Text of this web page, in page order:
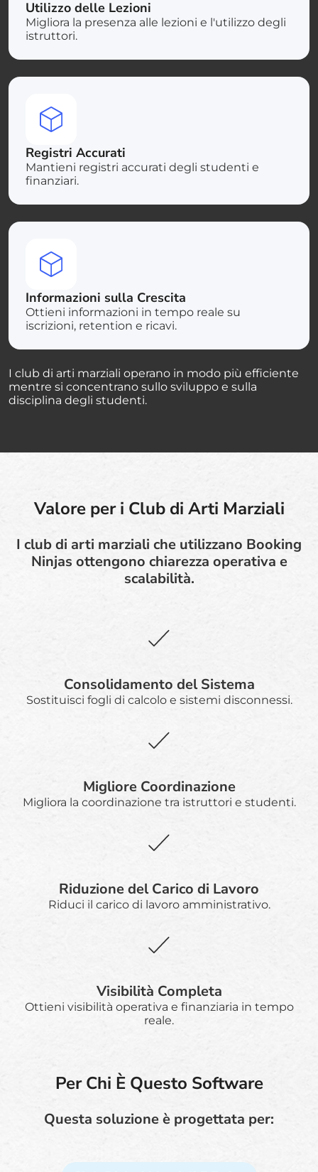
Utilizzo delle Lezioni
Migliora la presenza alle lezioni e l'utilizzo degli
istruttori.
Registri Accurati
Mantieni registri accurati degli studenti e
finanziari.
Informazioni sulla Crescita
Ottieni informazioni in tempo reale su
iscrizioni, retention e ricavi.
I club di arti marziali operano in modo più efficiente
mentre si concentrano sullo sviluppo e sulla
disciplina degli studenti.
Valore per i Club di Arti Marziali
I club di arti marziali che utilizzano Booking
Ninjas ottengono chiarezza operativa e
scalabilità.
Consolidamento del Sistema
Sostituisci fogli di calcolo e sistemi disconnessi.
Migliore Coordinazione
Migliora la coordinazione tra istruttori e studenti.
Riduzione del Carico di Lavoro
Riduci il carico di lavoro amministrativo.
Visibilità Completa
Ottieni visibilità operativa e finanziaria in tempo
reale.
Per Chi È Questo Software
Questa soluzione è progettata per: